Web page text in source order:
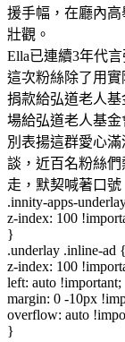
援手幅，在廳內
壯觀。
Ella已連續3年代
這次粉絲除了用
捐款給弘道老人
場給弘道老人基
別表揚這群愛心
談，近百名粉絲
走，默契喊著口
.innity-apps-
z-index: 100
}
.underlay .inline-ad {
z-index: 100
left: auto !important;
margin: 0 -10px
overflow: auto
}